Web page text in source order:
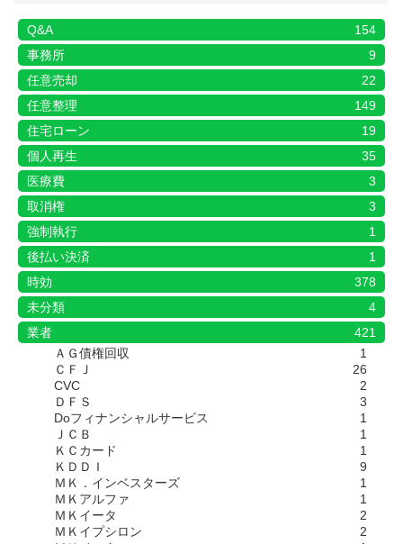
Q&A
154
事務所
9
任意売却
22
任意整理
149
住宅ローン
19
個人再生
35
医療費
3
取消権
3
強制執行
1
後払い決済
1
時効
378
未分類
4
業者
421
ＡＧ債権回収
1
ＣＦＪ
26
CVC
2
ＤＦＳ
3
Doフィナンシャルサービス
1
ＪＣＢ
1
ＫＣカード
1
ＫＤＤＩ
9
ＭＫ．インベスターズ
1
ＭＫアルファ
1
ＭＫイータ
2
ＭＫイプシロン
2